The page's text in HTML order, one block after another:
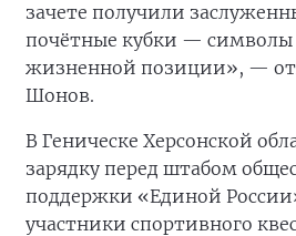
зачете получили
почётные кубки — символы
жизненной позиции», —
Шонов.
В Геническе Херсонской
зарядку перед штабом
поддержки «Единой
участники спортивного